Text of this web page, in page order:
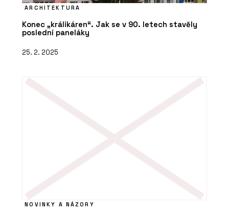
ARCHITEKTURA
Konec „králikáren“. Jak se v 90. letech stavěly
poslední paneláky
25. 2. 2025
NOVINKY A NÁZORY